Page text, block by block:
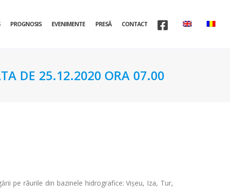
PROGNOSIS EVENIMENTE PRESĂ CONTACT
DE 25.12.2020 ORA 07.00
pe râurile din bazinele hidrografice: Vișeu, Iza, Tur,